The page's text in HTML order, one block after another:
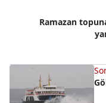
Ramazan